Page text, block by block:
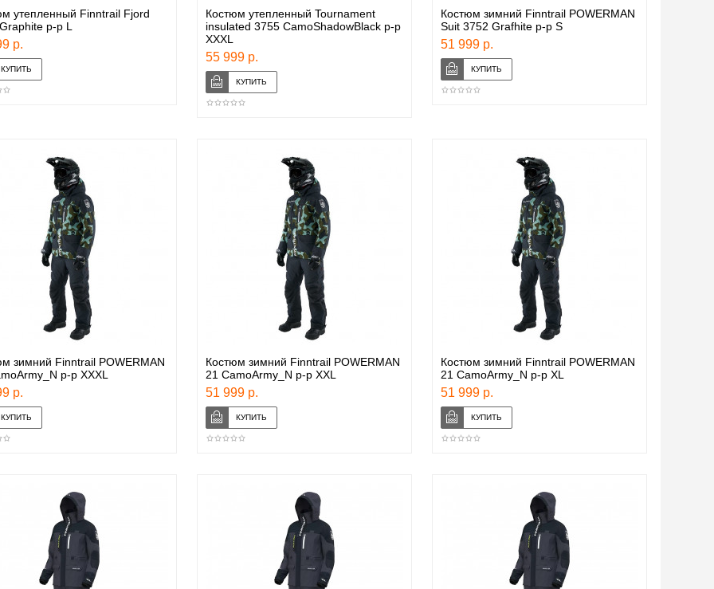
утепленный Finntrail Fjord
р-р L
р.
Костюм утепленный Tournament
insulated 3755 CamoShadowBlack р-р
XXXL
55 999 р.
Костюм зимний Finntrail POWERMAN
Suit 3752 Grafhite р-р S
51 999 р.
зимний Finntrail POWERMAN
р-р XXXL
р.
Костюм зимний Finntrail POWERMAN
21 CamoArmy_N р-р XXL
51 999 р.
Костюм зимний Finntrail POWERMAN
21 CamoArmy_N р-р XL
51 999 р.